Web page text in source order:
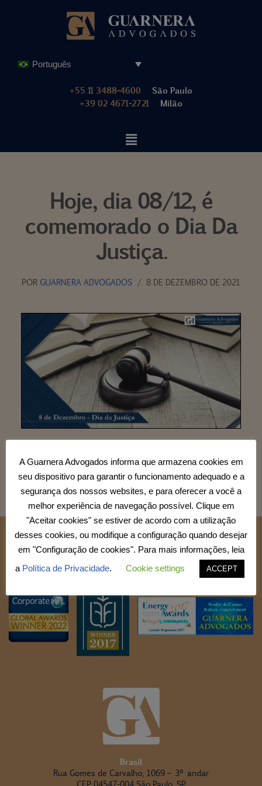
Português
+55 11 3488-4600 São Paulo
+39 02 4671-2721 Milão
Hoje, dia 08/12, é
comemorado o Dia Da
Justiça.
POR GUARNERA ADVOGADOS 8 DE DEZEMBRO DE 2021
Brasil
Rua Gomes de Carvalho, 1069 – 3º andar
A Guarnera Advogados informa que armazena cookies em
seu dispositivo para garantir o funcionamento adequado e a
segurança dos nossos websites, e para oferecer a você a
melhor experiência de navegação possível. Clique em
"Aceitar cookies" se estiver de acordo com a utilização
desses cookies, ou modifique a configuração quando desejar
em "Configuração de cookies". Para mais informações, leia
a Política de Privacidade. Cookie settings ACCEPT